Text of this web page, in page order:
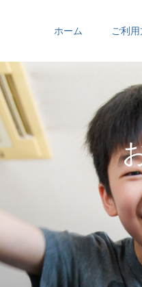
ホーム ご利